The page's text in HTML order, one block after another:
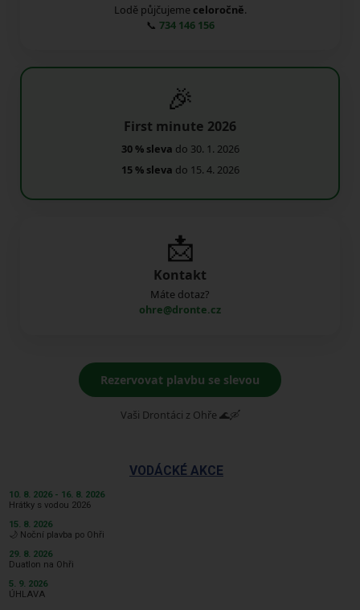
Lodě půjčujeme celoročně.
📞 734 146 156
🎉
First minute 2026
30 % sleva do 30. 1. 2026
15 % sleva do 15. 4. 2026
📩
Kontakt
Máte dotaz?
ohre@dronte.cz
Rezervovat plavbu se slevou
Vaši Drontáci z Ohře 🌊🛶
VODÁCKÉ AKCE
10. 8. 2026 - 16. 8. 2026
Hrátky s vodou 2026
15. 8. 2026
🌙 Noční plavba po Ohři
29. 8. 2026
Duatlon na Ohři
5. 9. 2026
ÚHLAVA